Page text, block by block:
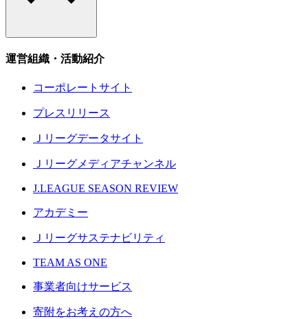
運営組織・活動紹介
コーポレートサイト
プレスリリース
Ｊリーグデータサイト
Ｊリーグメディアチャンネル
J.LEAGUE SEASON REVIEW
アカデミー
Ｊリーグサステナビリティ
TEAM AS ONE
事業者向けサービス
寄附をお考えの方へ